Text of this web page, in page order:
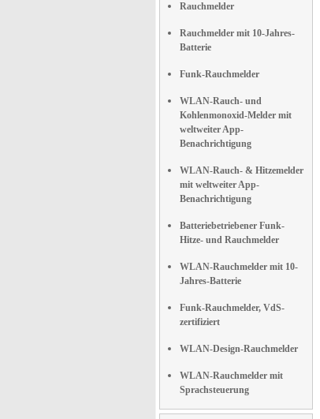
Rauchmelder
Rauchmelder mit 10-Jahres-
Batterie
Funk-Rauchmelder
WLAN-Rauch- und
Kohlenmonoxid-Melder mit
weltweiter App-
Benachrichtigung
WLAN-Rauch- & Hitzemelder
mit weltweiter App-
Benachrichtigung
Batteriebetriebener Funk-
Hitze- und Rauchmelder
WLAN-Rauchmelder mit 10-
Jahres-Batterie
Funk-Rauchmelder, VdS-
zertifiziert
WLAN-Design-Rauchmelder
WLAN-Rauchmelder mit
Sprachsteuerung